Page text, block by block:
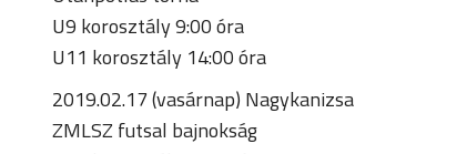
U9 korosztály 9:00 óra
U11 korosztály 14:00 óra
2019.02.17 (vasárnap) Nagykanizsa
ZMLSZ futsal bajnokság